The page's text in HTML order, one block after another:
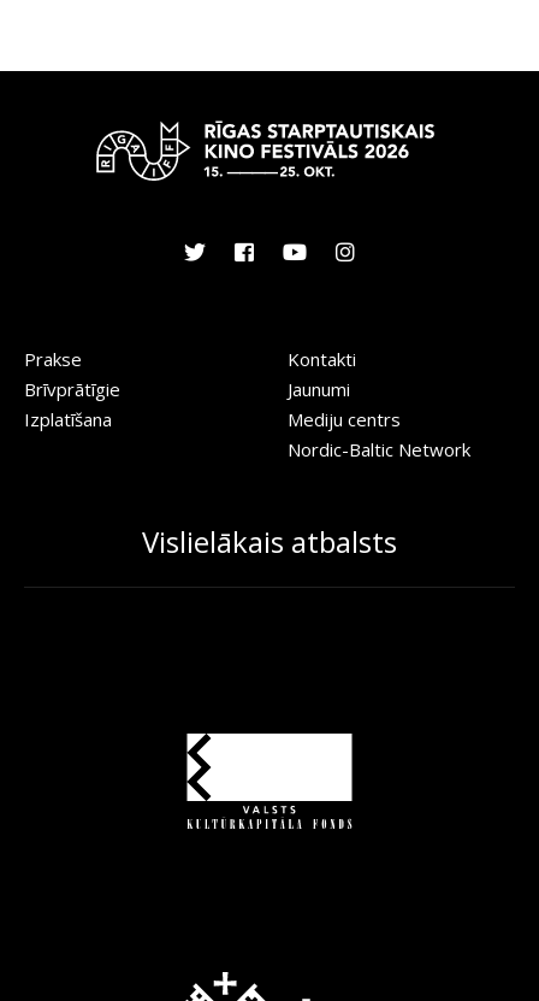
Prakse
Brīvprātīgie
Izplatīšana
Kontakti
Jaunumi
Mediju centrs
Nordic-Baltic Network
Vislielākais atbalsts